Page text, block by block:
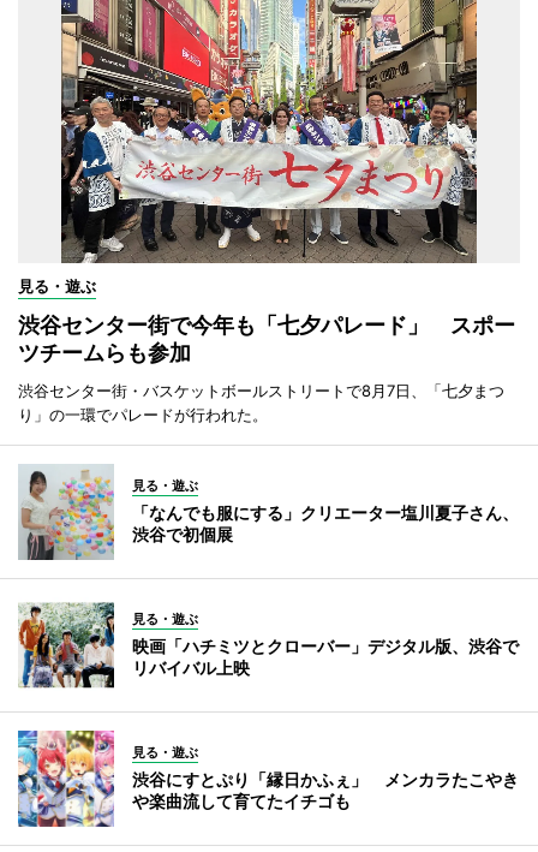
見る・遊ぶ
渋谷センター街で今年も「七夕パレード」 スポー
ツチームらも参加
渋谷センター街・バスケットボールストリートで8月7日、「七夕まつ
り」の一環でパレードが行われた。
見る・遊ぶ
「なんでも服にする」クリエーター塩川夏子さん、
渋谷で初個展
見る・遊ぶ
映画「ハチミツとクローバー」デジタル版、渋谷で
リバイバル上映
見る・遊ぶ
渋谷にすとぷり「縁日かふぇ」 メンカラたこやき
や楽曲流して育てたイチゴも